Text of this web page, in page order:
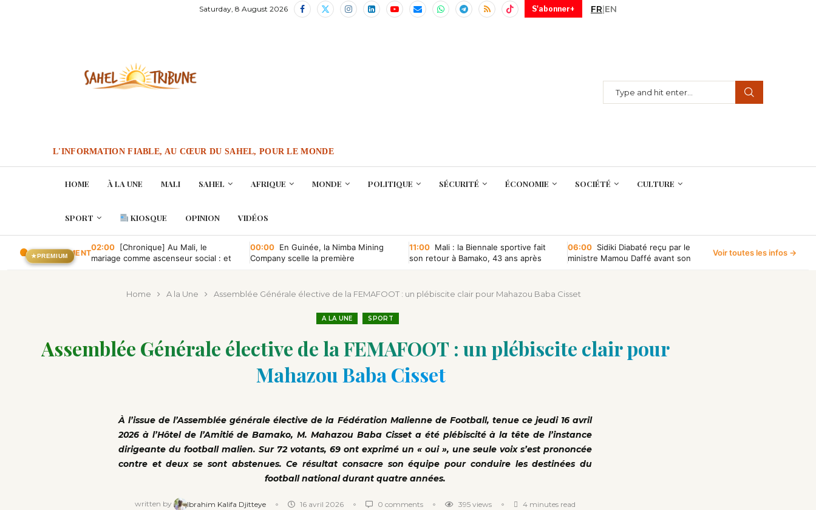
Saturday, 8 August 2026 S'abonner+ FR EN
L'INFORMATION FIABLE, AU CŒUR DU SAHEL, POUR LE MONDE
HOME À LA UNE MALI SAHEL AFRIQUE MONDE POLITIQUE SÉCURITÉ ÉCONOMIE SOCIÉTÉ CULTURE
SPORT KIOSQUE OPINION VIDÉOS
EN CE MOMENT
★PREMIUM
02:00 [Chronique] Au Mali, le
mariage comme ascenseur social : et
00:00 En Guinée, la Nimba Mining
Company scelle la première
11:00 Mali : la Biennale sportive fait
son retour à Bamako, 43 ans après
06:00 Sidiki Diabaté reçu par le
ministre Mamou Daffé avant son
Voir toutes les infos →
Home A la Une Assemblée Générale élective de la FEMAFOOT : un plébiscite clair pour Mahazou Baba Cisset
A LA UNE SPORT
Assemblée Générale élective de la FEMAFOOT : un plébiscite clair pour
Mahazou Baba Cisset
À l’issue de l’Assemblée générale élective de la Fédération Malienne de Football, tenue ce jeudi 16 avril
2026 à l’Hôtel de l’Amitié de Bamako, M. Mahazou Baba Cisset a été plébiscité à la tête de l’instance
dirigeante du football malien. Sur 72 votants, 69 ont exprimé un « oui », une seule voix s’est prononcée
contre et deux se sont abstenues. Ce résultat consacre son équipe pour conduire les destinées du
football national durant quatre années.
written by Ibrahim Kalifa Djitteye 16 avril 2026 0 comments 395 views 4 minutes read